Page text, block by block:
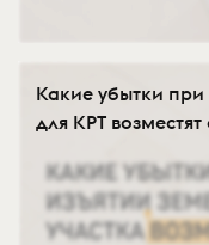
Какие убытки при
для КРТ